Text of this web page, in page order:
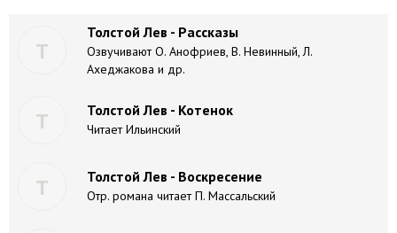
Т
Толстой Лев - Рассказы
Озвучивают О. Анофриев, В. Невинный, Л.
Ахеджакова и др.
Т Толстой Лев - Котенок
Читает Ильинский
Т Толстой Лев - Воскресение
Отр. романа читает П. Массальский